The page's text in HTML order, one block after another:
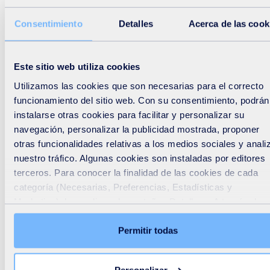
Consentimiento Detalles Acerca de las
Este sitio web utiliza cookies
Utilizamos las cookies que son necesarias para el correcto
funcionamiento del sitio web. Con su consentimiento, podrán
instalarse otras cookies para facilitar y personalizar su
navegación, personalizar la publicidad mostrada, proponer
otras funcionalidades relativas a los medios sociales y
nuestro tráfico. Algunas cookies son instaladas por editores
terceros. Para conocer la finalidad de las cookies de cada
categoría (Necesarias, Preferencias, Estadísticas y
banner, podrá aceptar o rechazar libremente todas las
o personalizar su instalación. El rechazo de las cookies no
necesarias puede conllevar una restricción en el acceso al
Permitir todas
pueden ayudar a realizar un diagnóstico eficaz.
Emisiones de gases en la línea de
biogás
Por terminar, Arantxa Bomboí nos hablaba de todas esas
emisiones fugitivas que no solo causan molestias en el
entorno, sino que también provocan serios problemas de
seguridad y resultan en la emisión de gases de efecto
invernadero a la atmósfera, haciendo hincapié en la
importancia del control de las emisiones de los gases de
combustión de los motores de cogeneración, de la caldera
Para más información :arantxa.bomboi@suez.com